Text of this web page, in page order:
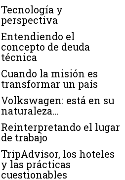
Tecnología y
perspectiva
Entendiendo el
concepto de deuda
técnica
Cuando la misión es
transformar un país
Volkswagen: está en su
naturaleza…
Reinterpretando el lugar
de trabajo
TripAdvisor, los hoteles
y las prácticas
cuestionables